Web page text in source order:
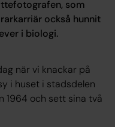
som
också hunnit
i biologi.
när vi knackar på
i huset i stadsdelen
1964 och sett sina två